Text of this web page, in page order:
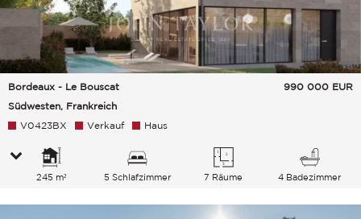
Bordeaux - Le Bouscat
Südwesten, Frankreich
990 000 EUR
V0423BX Verkauf Haus
245 m² 5 Schlafzimmer 7 Räume 4 Badezimmer